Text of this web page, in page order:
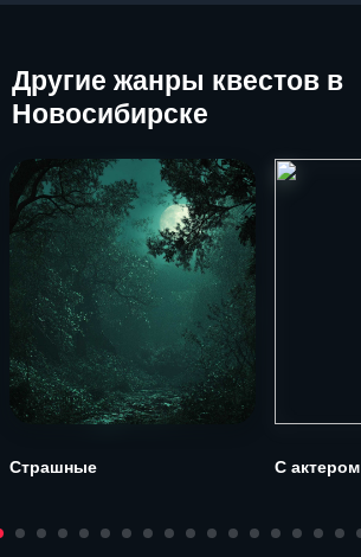
Другие жанры квестов в
Новосибирске
Страшные С актером